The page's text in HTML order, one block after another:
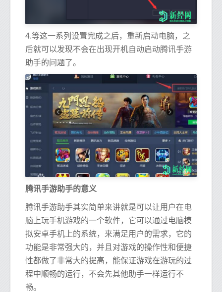
4.等这一系列设置完成之后，重新启动电脑，之
后就可以发现不会在出现开机自动启动腾讯手游
助手的问题了。
腾讯手游助手的意义
腾讯手游助手其实简单来讲就是可以让用户在电
脑上玩手机游戏的一个软件，它可以通过电脑模
拟安卓手机上的系统，来满足用户的需求，它的
功能是非常强大的，并且对游戏的操作性和便捷
性都做了非常大的提高，能保证游戏在游玩的过
程中顺畅的运行，不会先其他助手一样运行不
畅。